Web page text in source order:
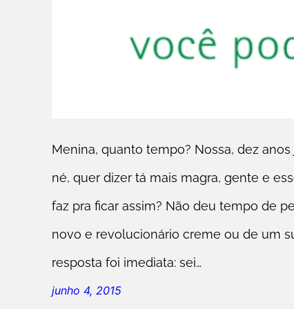
Menina, quanto tempo? Nossa, dez
né, quer dizer tá mais magra, gente e
faz pra ficar assim? Não deu tempo de
novo e revolucionário creme ou de um
resposta foi imediata: sei…
junho 4, 2015